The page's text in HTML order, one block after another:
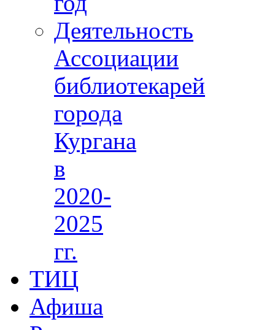
Деятельность
Ассоциации
библиотекарей
города
Кургана
в
2020-
2025
гг.
ТИЦ
Афиша